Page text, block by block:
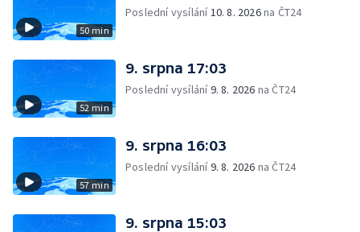
50 min
Poslední vysílání10. 8. 2026na ČT24
52 min
9. srpna 17:03
Poslední vysílání9. 8. 2026 na ČT24
57 min
9. srpna 16:03
Poslední vysílání9. 8. 2026 na ČT24
9. srpna 15:03